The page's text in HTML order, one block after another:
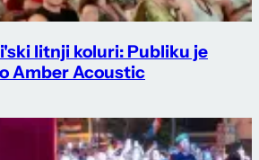
litnji koluri: Publiku je
Amber Acoustic